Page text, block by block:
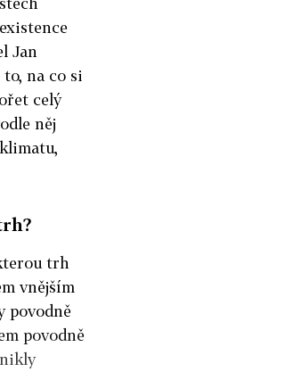
Jan
na co si
celý
něj
trh
vnějším
povodně
povodně